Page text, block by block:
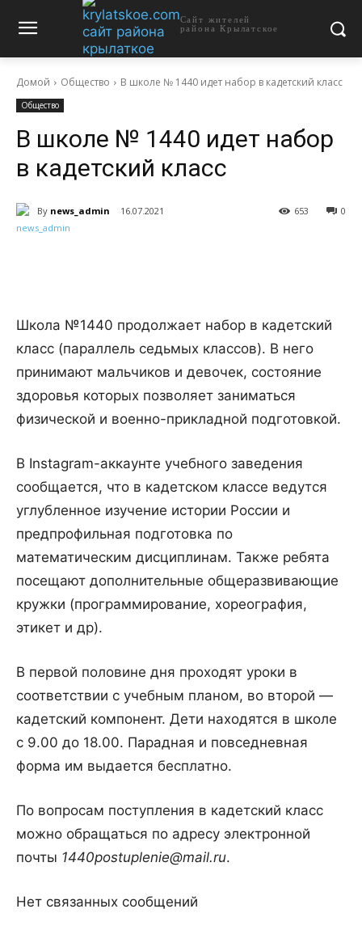
Сайт жителей
района Крылатское
Домой Общество В школе № 1440 идет набор в кадетский класс
Общество
В школе № 1440 идет набор
в кадетский класс
By news_admin 16.07.2021 0
653
Школа №1440 продолжает набор в кадетский
класс (параллель седьмых классов). В него
принимают мальчиков и девочек, состояние
здоровья которых позволяет заниматься
физической и военно-прикладной подготовкой.
В Instagram-аккаунте учебного заведения
сообщается, что в кадетском классе ведутся
углубленное изучение истории России и
предпрофильная подготовка по
математическим дисциплинам. Также ребята
посещают дополнительные общеразвивающие
кружки (программирование, хореография,
этикет и др).
В первой половине дня проходят уроки в
соответствии с учебным планом, во второй —
кадетский компонент. Дети находятся в школе
с 9.00 до 18.00. Парадная и повседневная
форма им выдается бесплатно.
По вопросам поступления в кадетский класс
можно обращаться по адресу электронной
почты 1440postuplenie@mail.ru.
Нет связанных сообщений